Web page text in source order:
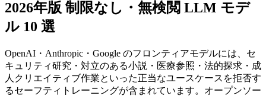
2026年版 制限なし・無検閲 LLM モデ
ル 10 選
OpenAI・Anthropic・Google のフロンティアモデルには、セ
キュリティ研究・対立のある小説・医療参照・法的探求・成
人クリエイティブ作業といった正当なユースケースを拒否す
るセーフティトレーニングが含まれています。オープンソー